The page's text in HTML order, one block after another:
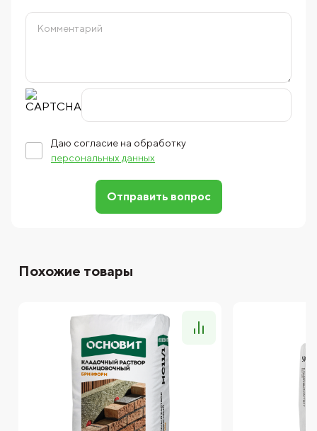
Даю согласие на обработку
персональных данных
Отправить вопрос
Похожие товары